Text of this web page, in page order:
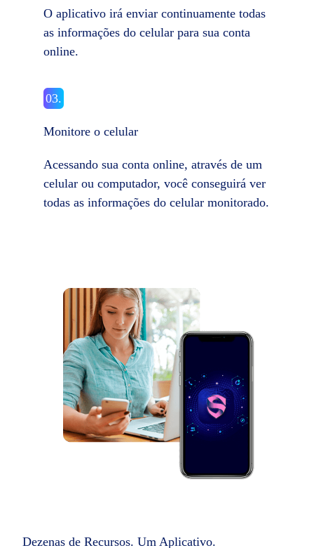
O aplicativo irá enviar continuamente todas
as informações do celular para sua conta
online.
03.
Monitore o celular
Acessando sua conta online, através de um
celular ou computador, você conseguirá ver
todas as informações do celular monitorado.
Dezenas de Recursos. Um Aplicativo.